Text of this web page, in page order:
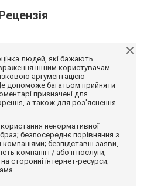
людей, які бажають
іншим користувачам
аргументацією
допоможе багатьом прийняти
призначені для
а також для роз'яснення
ненормативної
безпосереднє порівняння з
безпідставні заяви,
компанії і / або її послуги;
сторонні інтернет-ресурси;